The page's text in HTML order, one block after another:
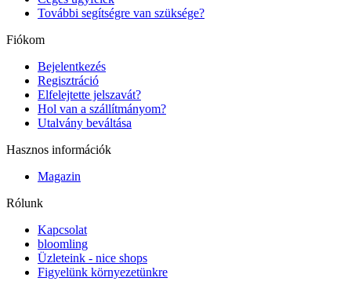
További segítségre van szüksége?
Fiókom
Bejelentkezés
Regisztráció
Elfelejtette jelszavát?
Hol van a szállítmányom?
Utalvány beváltása
Hasznos információk
Magazin
Rólunk
Kapcsolat
bloomling
Üzleteink - nice shops
Figyelünk környezetünkre